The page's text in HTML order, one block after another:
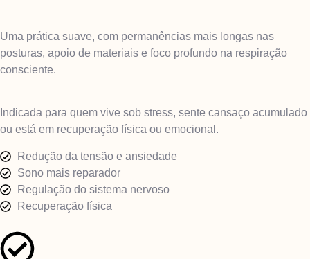
Uma prática suave, com permanências mais longas nas
posturas, apoio de materiais e foco profundo na respiração
consciente.
Indicada para quem vive sob stress, sente cansaço acumulado
ou está em recuperação física ou emocional.
Redução da tensão e ansiedade
Sono mais reparador
Regulação do sistema nervoso
Recuperação física